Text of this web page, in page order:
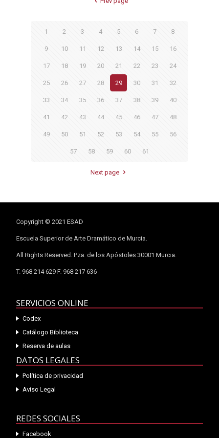
1 2 3 4 5 6 7 8
9 10 11 12 13 14 15 16
17 18 19 20 21 22 23 24
25 26 27 28 29 30 31 32
33 34 35 36 37 38 39 40
41 42 43 44 45 46 47 48
49 50 51 52 53 54 55 56
57 58 59 60 61
Next page
Copyright © 2021 ESAD
Escuela Superior de Arte Dramático de Murcia.
All Rights Reserved. Pza. de los Apóstoles 30001 Murcia.
T. 968 214 629 F. 968 217 636
SERVICIOS ONLINE
Codex
Catálogo Biblioteca
Reserva de aulas
DATOS LEGALES
Política de privacidad
Aviso Legal
REDES SOCIALES
Facebook